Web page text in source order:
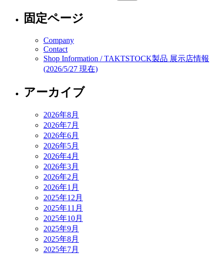
固定ページ
Company
Contact
Shop Information / TAKTSTOCK製品 展示店情報
(2026/5/27 現在)
アーカイブ
2026年8月
2026年7月
2026年6月
2026年5月
2026年4月
2026年3月
2026年2月
2026年1月
2025年12月
2025年11月
2025年10月
2025年9月
2025年8月
2025年7月